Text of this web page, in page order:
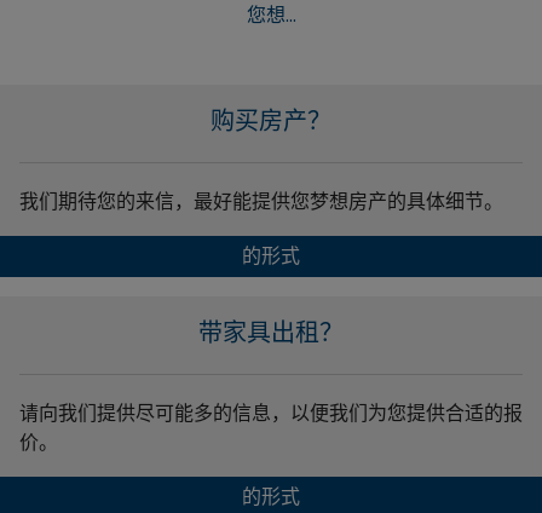
您想...
购买房产？
我们期待您的来信，最好能提供您梦想房产的具体细节。
的形式
带家具出租？
请向我们提供尽可能多的信息，以便我们为您提供合适的报
价。
的形式